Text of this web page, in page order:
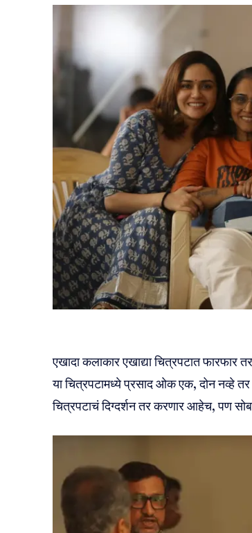
एखादा कलाकार एखाद्या चित्रपटात फारफार
या चित्रपटामध्ये प्रसाद ओक एक, दोन नव्हे
चित्रपटाचं दिग्दर्शन तर करणार आहेच, पण